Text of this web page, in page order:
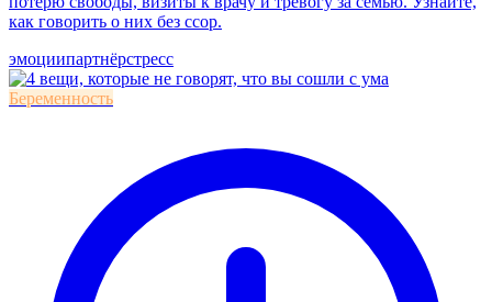
как говорить о них без ссор.
эмоциипартнёрстресс
Беременность